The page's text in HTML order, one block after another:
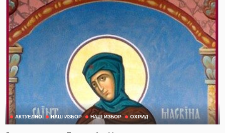
АКТУЕЛНО НАШ ИЗБОР НАШ ИЗБОР ОХРИД